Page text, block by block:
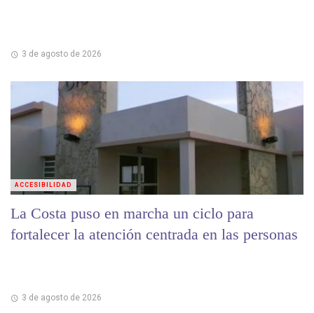
3 de agosto de 2026
La Costa puso en marcha un ciclo para
fortalecer la atención centrada en las personas
3 de agosto de 2026
ACCESIBILIDAD